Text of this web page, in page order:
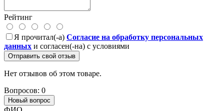
Рейтинг
Я прочитал(-а) Согласие на обработку персональных
данных и согласен(-на) с условиями
Отправить свой отзыв
Нет отзывов об этом товаре.
Вопросов: 0
Новый вопрос